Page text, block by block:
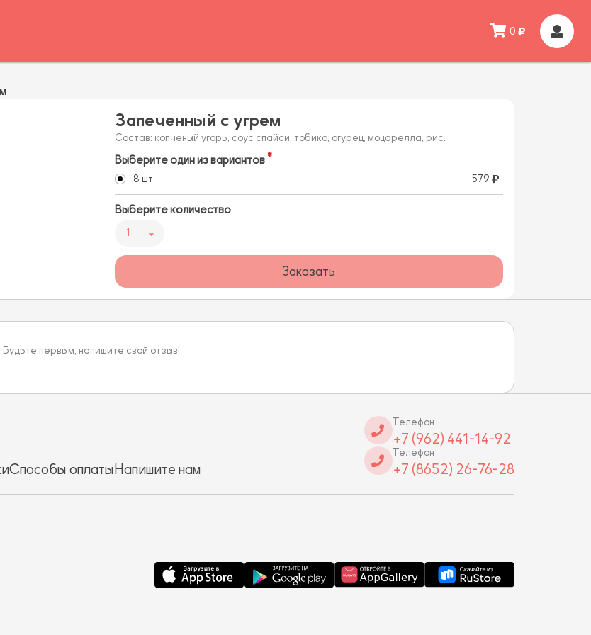
0
Запеченный с угрем
Состав: копченый угорь, соус спайси, тобико, огурец, моцарелла, рис.
Выберите один из вариантов
8 шт 579
Выберите количество
1
Заказать
первым, напишите свой отзыв!
Способы оплатыНапишите нам
Телефон
+7 (962) 441-14-92
Телефон
+7 (8652) 26-76-28